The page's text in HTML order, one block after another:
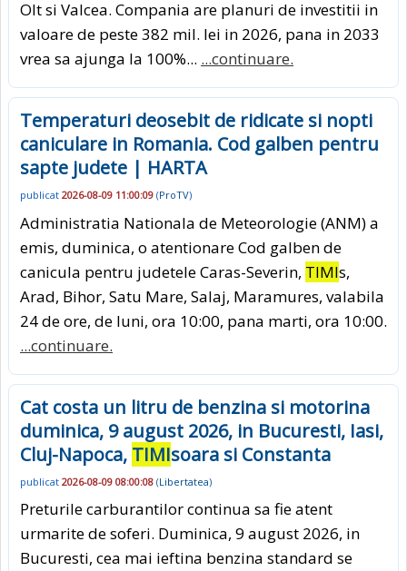
Olt si Valcea. Compania are planuri de investitii in
valoare de peste 382 mil. lei in 2026, pana in 2033
vrea sa ajunga la 100%... ...continuare.
Temperaturi deosebit de ridicate si nopti
caniculare in Romania. Cod galben pentru
sapte judete | HARTA
publicat 2026-08-09 11:00:09 (ProTV)
Administratia Nationala de Meteorologie (ANM) a
emis, duminica, o atentionare Cod galben de
canicula pentru judetele Caras-Severin, TIMIs,
Arad, Bihor, Satu Mare, Salaj, Maramures, valabila
24 de ore, de luni, ora 10:00, pana marti, ora 10:00.
...continuare.
Cat costa un litru de benzina si motorina
duminica, 9 august 2026, in Bucuresti, Iasi,
Cluj-Napoca, TIMIsoara si Constanta
publicat 2026-08-09 08:00:08 (Libertatea)
Preturile carburantilor continua sa fie atent
urmarite de soferi. Duminica, 9 august 2026, in
Bucuresti, cea mai ieftina benzina standard se